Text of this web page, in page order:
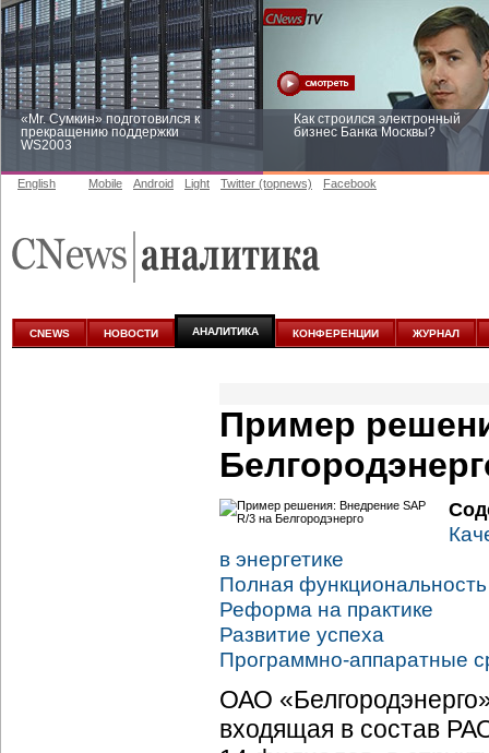
«Mr. Сумкин» подготовился к
прекращению поддержки
WS2003
Как строился электронный
бизнес Банка Москвы?
аналитике
English Mobile Android Light Twitter (topnews) Facebook
CNEWS НОВОСТИ АНАЛИТИКА КОНФЕРЕНЦИИ ЖУРНАЛ
Пример
в энергетике
Полная
Реформа на практике
Развитие успеха
Программно-аппаратные
ОАО
входящая в состав